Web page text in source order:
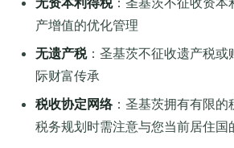
产增值的优化管理
无遗产税：圣基茨不征收遗产税或
际财富传承
税收协定网络：圣基茨拥有有限的
税务规划时需注意与您当前居住国